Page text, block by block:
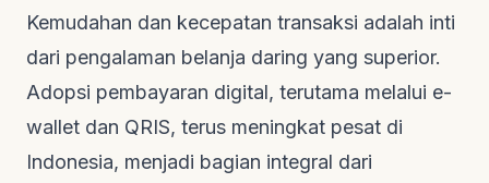
Kemudahan dan kecepatan transaksi adalah inti
dari pengalaman belanja daring yang superior.
Adopsi pembayaran digital, terutama melalui e-
wallet dan QRIS, terus meningkat pesat di
Indonesia, menjadi bagian integral dari